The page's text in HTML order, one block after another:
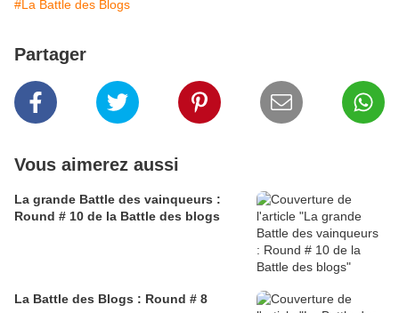
#La Battle des Blogs
Partager
Vous aimerez aussi
La grande Battle des vainqueurs :
Round # 10 de la Battle des blogs
La Battle des Blogs : Round # 8